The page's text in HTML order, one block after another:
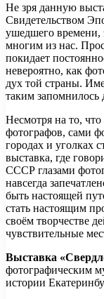
Не зря данную
Свидетельством
ушедшего времени,
многим из нас.
покидает
невероятно, как
дух той страны.
таким запомнилось
Несмотря на то,
фотографов, сами
городах и уголках
выставка, где
СССР глазами
навсегда
быть настоящей
стать настоящим
своём творчестве
чувствительные
Выставка
фотографическим
истории